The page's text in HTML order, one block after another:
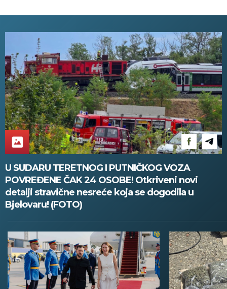
U SUDARU TERETNOG I PUTNIČKOG VOZA
POVREĐENE ČAK 24 OSOBE! Otkriveni novi
detalji stravične nesreće koja se dogodila u
Bjelovaru! (FOTO)